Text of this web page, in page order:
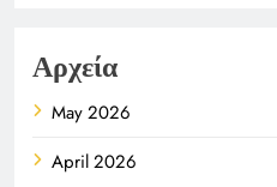
Αρχεία
May 2026
April 2026